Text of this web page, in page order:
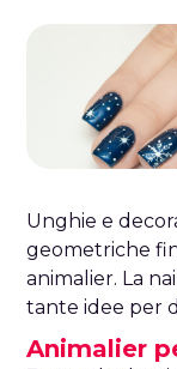
Unghie e
geometriche
animalier. La
tante idee per
Animalier